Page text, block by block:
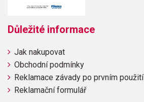
Důležité informace
Jak nakupovat
Obchodní podmínky
Reklamace závady po prvním použití
Reklamační formulář